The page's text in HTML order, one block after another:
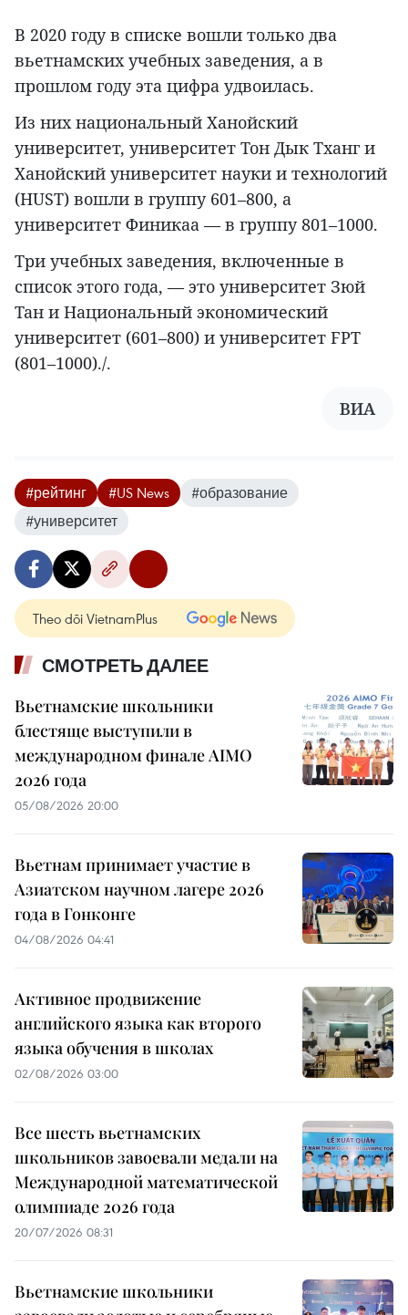
В 2020 году в списке вошли только два
вьетнамских учебных заведения, а в
прошлом году эта цифра удвоилась.
Из них национальный Ханойский
университет, университет Тон Дык Тханг и
Ханойский университет науки и технологий
(HUST) вошли в группу 601–800, а
университет Финикаа — в группу 801–1000.
Три учебных заведения, включенные в
список этого года, — это университет Зюй
Тан и Национальный экономический
университет (601–800) и университет FPT
(801–1000)./.
ВИА
#рейтинг #US News
#образование
#университет
Theo dõi VietnamPlus
СМОТРЕТЬ ДАЛЕЕ
Вьетнамские школьники
блестяще выступили в
международном финале AIMO
2026 года
05/08/2026 20:00
Вьетнам принимает участие в
Азиатском научном лагере 2026
года в Гонконге
04/08/2026 04:41
Активное продвижение
английского языка как второго
языка обучения в школах
02/08/2026 03:00
Все шесть вьетнамских
школьников завоевали медали на
Международной математической
олимпиаде 2026 года
20/07/2026 08:31
Вьетнамские школьники